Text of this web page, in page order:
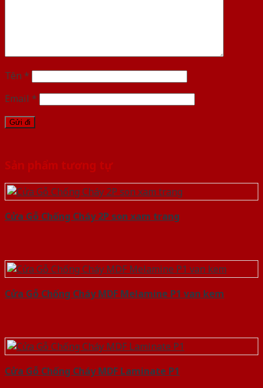
Tên *
Email *
Sản phẩm tương tự
Cửa Gỗ Chống Cháy 2P son xam trang
Cửa Gỗ Chống Cháy MDF Melamine P1 van kem
Cửa Gỗ Chống Cháy MDF Laminate P1